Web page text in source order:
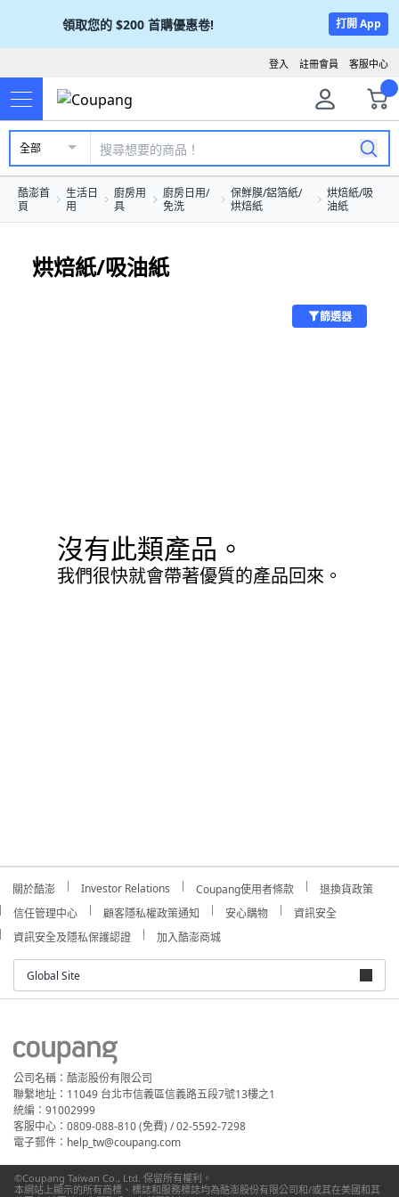
領取您的 $200 首購優惠卷! 打開 App
客服中心
註冊會員
登入
全部
酷澎首
頁
生活日
用
廚房用
具
廚房日用/
免洗
保鮮膜/鋁箔紙/
烘焙紙
烘焙紙/吸
油紙
烘焙紙/吸油紙
篩選器
沒有此類產品。
我們很快就會帶著優質的產品回來。
關於酷澎 Investor Relations Coupang使用者條款
退換貨政策
信任管理中心
顧客隱私權政策通知 安心購物
資訊安全
資訊安全及隱私保護認證
加入酷澎商城
Global Site
公司名稱：酷澎股份有限公司
聯繫地址：11049 台北市信義區信義路五段7號13樓之1
統編：91002999
客服中心：0809-088-810 (免費) / 02-5592-7298
電子郵件：help_tw@coupang.com
©Coupang Taiwan Co., Ltd. 保留所有權利。
本網站上顯示的所有商標、標誌和服務標誌均為酷澎股份有限公司和/或其在美國和其